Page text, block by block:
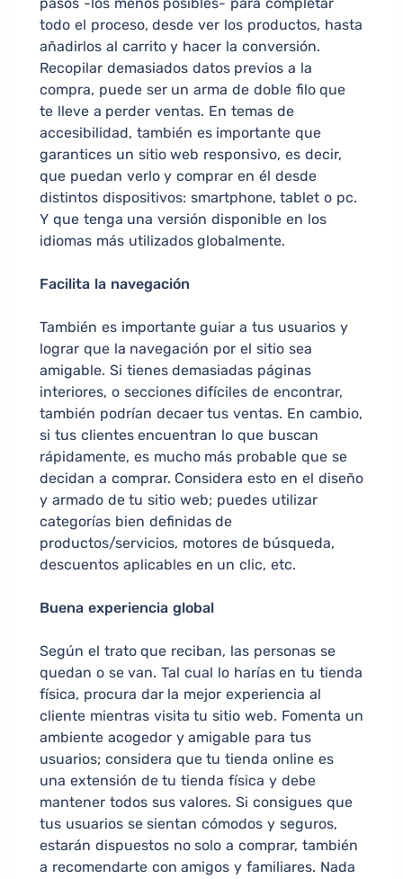
pasos -los menos posibles- para completar
todo el proceso, desde ver los productos, hasta
añadirlos al carrito y hacer la conversión.
Recopilar demasiados datos previos a la
compra, puede ser un arma de doble filo que
te lleve a perder ventas. En temas de
accesibilidad, también es importante que
garantices un sitio web responsivo, es decir,
que puedan verlo y comprar en él desde
distintos dispositivos: smartphone, tablet o pc.
Y que tenga una versión disponible en los
idiomas más utilizados globalmente.
Facilita la navegación
También es importante guiar a tus usuarios y
lograr que la navegación por el sitio sea
amigable. Si tienes demasiadas páginas
interiores, o secciones difíciles de encontrar,
también podrían decaer tus ventas. En cambio,
si tus clientes encuentran lo que buscan
rápidamente, es mucho más probable que se
decidan a comprar. Considera esto en el diseño
y armado de tu sitio web; puedes utilizar
categorías bien definidas de
productos/servicios, motores de búsqueda,
descuentos aplicables en un clic, etc.
Buena experiencia global
Según el trato que reciban, las personas se
quedan o se van. Tal cual lo harías en tu tienda
física, procura dar la mejor experiencia al
cliente mientras visita tu sitio web. Fomenta un
ambiente acogedor y amigable para tus
usuarios; considera que tu tienda online es
una extensión de tu tienda física y debe
mantener todos sus valores. Si consigues que
tus usuarios se sientan cómodos y seguros,
estarán dispuestos no solo a comprar, también
a recomendarte con amigos y familiares. Nada